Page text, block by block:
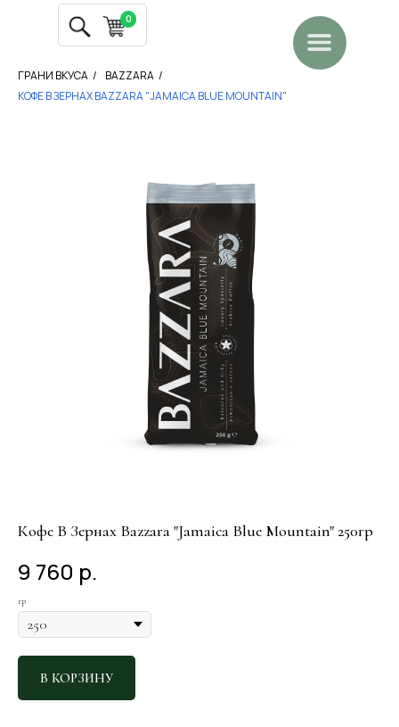
0
ГРАНИ ВКУСА / BAZZARA /
КОФЕ В ЗЕРНАХ BAZZARA "JAMAICA BLUE MOUNTAIN"
Кофе В Зернах Bazzara "Jamaica Blue Mountain" 250гр
9 760 р.
гр
В КОРЗИНУ